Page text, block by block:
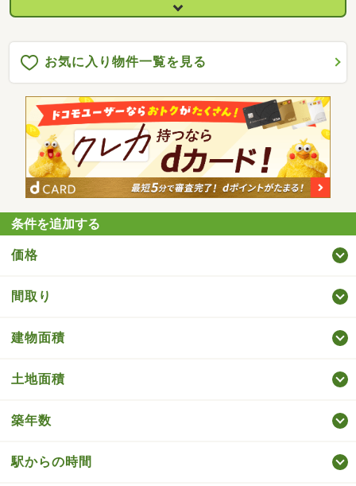
お気に入り物件一覧を見る
条件を追加する
価格
間取り
建物面積
土地面積
築年数
駅からの時間